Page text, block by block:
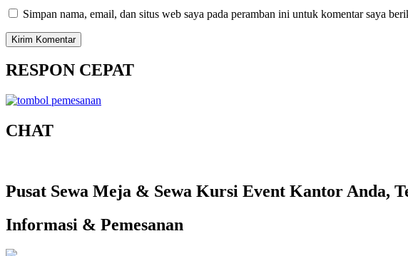
Simpan nama, email, dan situs web saya pada peramban ini untuk komentar saya
RESPON CEPAT
CHAT
Pusat Sewa Meja & Sewa Kursi Event Kantor Anda,
Informasi & Pemesanan